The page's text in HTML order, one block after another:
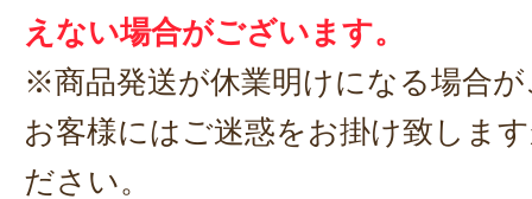
えない場合がございます。
※商品発送が休業明けになる場合
お客様にはご迷惑をお掛け致しま
ださい。